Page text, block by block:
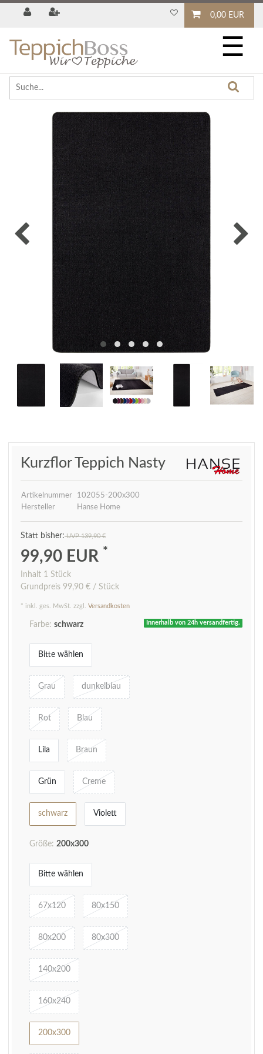
0,00 EUR
☰
Kurzflor Teppich Nasty
Artikelnummer
102055-200x300
Hersteller
Hanse Home
UVP 139,90 €
99,90 EUR *
Inhalt 1 Stück
Grundpreis 99,90 € / Stück
* inkl. ges. MwSt. zzgl. Versandkosten
Innerhalb von 24h versandfertig.
Farbe: schwarz
Bitte wählen
Grau dunkelblau
Rot Blau
Lila Braun
Grün Creme
schwarz Violett
Größe: 200x300
Bitte wählen
67x120 80x150
80x200 80x300
140x200
160x240
200x300